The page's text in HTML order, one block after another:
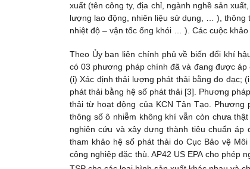
xuất (tên công ty, địa chỉ, ngành nghề sản
lượng lao động, nhiên liệu sử dụng, … ), thông
nhiệt độ – vận tốc ống khói … ). Các cuộc
Theo Ủy ban liên chính phủ về biến đổi khí
có 03 phương pháp chính đã và đang được
(i) Xác định thải lượng phát thải bằng đo đạc;
phát thải bằng hệ số phát thải [3]. Phương
thải từ hoạt động của KCN Tân Tạo.
thông số ô nhiễm không khí vẫn còn chưa
nghiên cứu và xây dựng thành tiêu chuẩn
tham khảo hệ số phát thải do Cục Bảo vệ
công nghiệp đặc thù. AP42 US EPA cho phép